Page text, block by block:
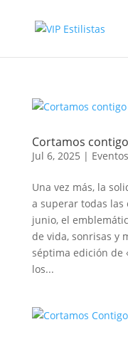
Cortamos
Jul 6, 2025 | Eventos
Una vez más, la
a superar todas las
junio, el
de vida, sonrisas y
séptima edición de
los...